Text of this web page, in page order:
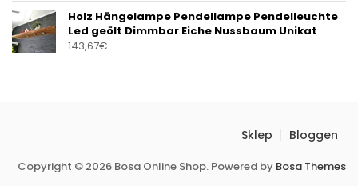
Holz Hängelampe Pendellampe Pendelleuchte
Led geölt Dimmbar Eiche Nussbaum Unikat
143,67€
Sklep Bloggen
Copyright © 2026 Bosa Online Shop. Powered by Bosa Themes